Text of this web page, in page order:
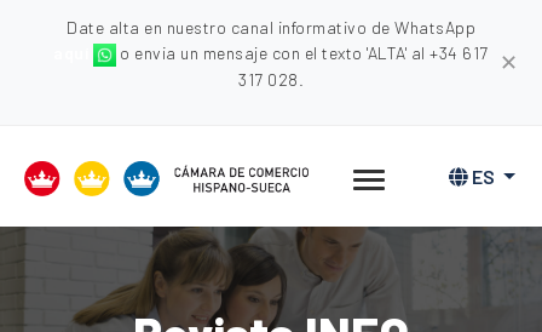
Date alta en nuestro canal informativo de WhatsApp
o envia un mensaje con el texto 'ALTA' al +34 617
317 028.
✕
ES